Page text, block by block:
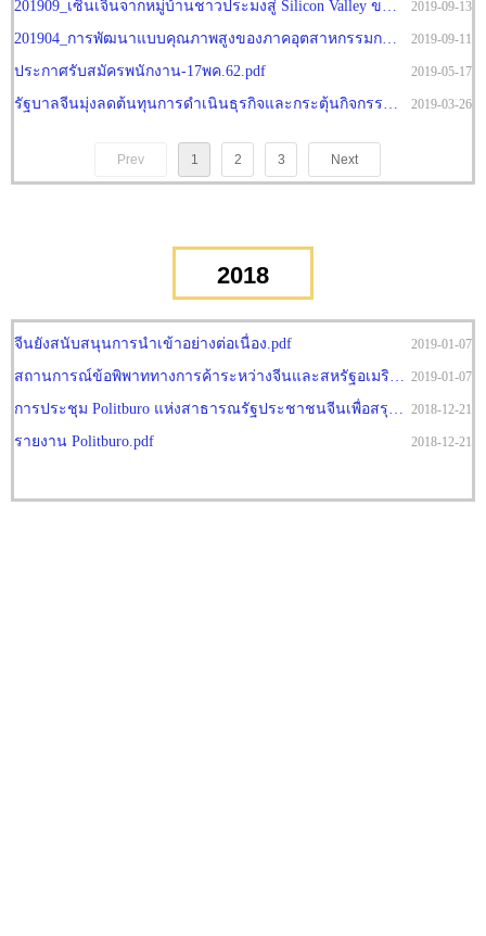
2019-09-13
201909_เซินเจิ้นจากหมู่บ้านชาวประมงสู่ Silicon Valley ของจีน.pdf
2019-09-11
201904_การพัฒนาแบบคุณภาพสูงของภาคอุตสาหกรรมการผลิตจีน.pdf
2019-05-17
ประกาศรับสมัครพนักงาน-17พค.62.pdf
2019-03-26
รัฐบาลจีนมุ่งลดต้นทุนการดำเนินธุรกิจและกระตุ้นกิจกรรมทางเศรษฐกิจในปี 2562.pdf
Prev 1 2 3 Next
2018
2019-01-07
จีนยังสนับสนุนการนำเข้าอย่างต่อเนื่อง.pdf
2019-01-07
สถานการณ์ข้อพิพาททางการค้าระหว่างจีนและสหรัฐอเมริกาหลังการประชุม G20.pdf
2018-12-21
การประชุม Politburo แห่งสาธารณรัฐประชาชนจีนเพื่อสรุปแนวทางนโยบายเศรษฐกิจในปี 2562.pdf
2018-12-21
รายงาน Politburo.pdf